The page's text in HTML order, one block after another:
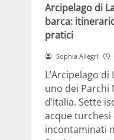
Arcipelago di
barca:
pratici
Sophia Allegri
L’Arcipelago
uno dei Parchi
d’Italia. Sette
acque turchesi
incontaminati